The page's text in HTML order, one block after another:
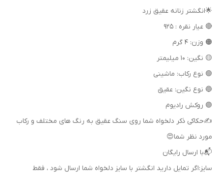
🌟انگشتر زنانه عقیق زرد
🔴 عیار نقره : 925
🟠 وزن: 4 گرم
🟡 نگین: 10 میلیمتر
🟢 نوع رکاب: ماشینی
🔵 نوع نگین: عقیق
🟣 روکش رادیوم
✍حکاکی ذکر دلخواه شما روی سنگ عقیق به رنگ های مختلف و رکاب
مورد نظر شما😍
📬با ارسال رایگان
سایز:اگر تمایل دارید انگشتر با سایز دلخواه شما ارسال شود ، فقط